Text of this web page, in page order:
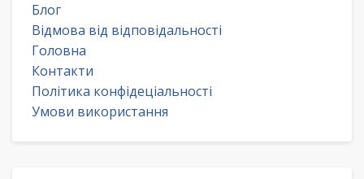
Блог
Відмова від відповідальності
Головна
Контакти
Політика конфідеціальності
Умови використання